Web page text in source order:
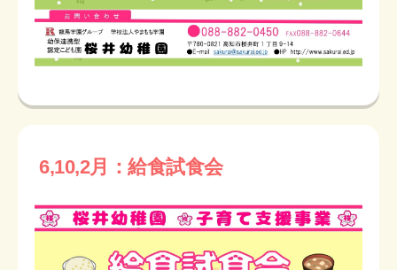
6,10,2月：給食試食会